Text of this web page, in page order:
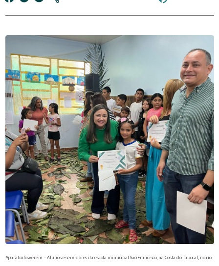
#paratodosverem – Alunos e servidores da escola municipal São Francisco, na Costa do Tabocal, no rio